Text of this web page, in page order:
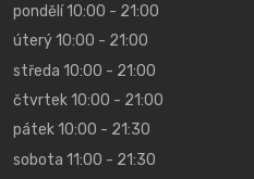
pondělí 10:00 - 21:00
úterý 10:00 - 21:00
středa 10:00 - 21:00
čtvrtek 10:00 - 21:00
pátek 10:00 - 21:30
sobota 11:00 - 21:30